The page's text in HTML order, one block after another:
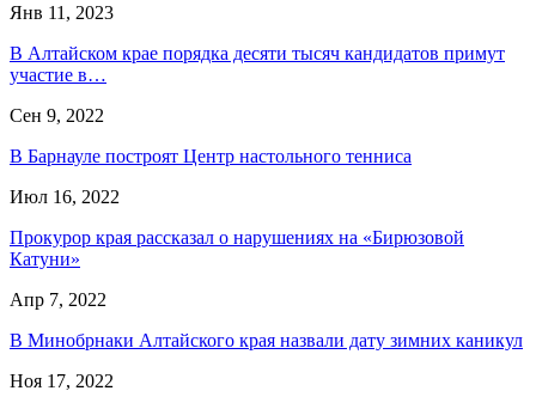
Янв 11, 2023
В Алтайском крае порядка десяти тысяч кандидатов примут
участие в…
Сен 9, 2022
В Барнауле построят Центр настольного тенниса
Июл 16, 2022
Прокурор края рассказал о нарушениях на «Бирюзовой
Катуни»
Апр 7, 2022
В Минобрнаки Алтайского края назвали дату зимних каникул
Ноя 17, 2022